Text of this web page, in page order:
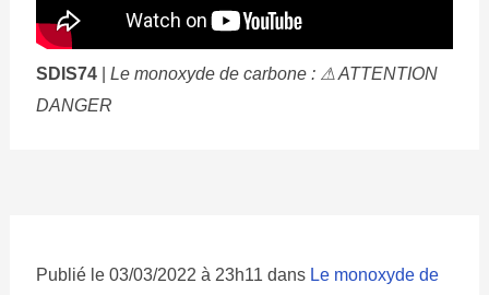
SDIS74| Le monoxyde de carbone : ⚠ ATTENTION
DANGER
Publié le 03/03/2022 à 23h11 dans Le monoxyde de